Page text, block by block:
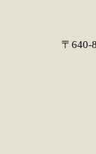
〒